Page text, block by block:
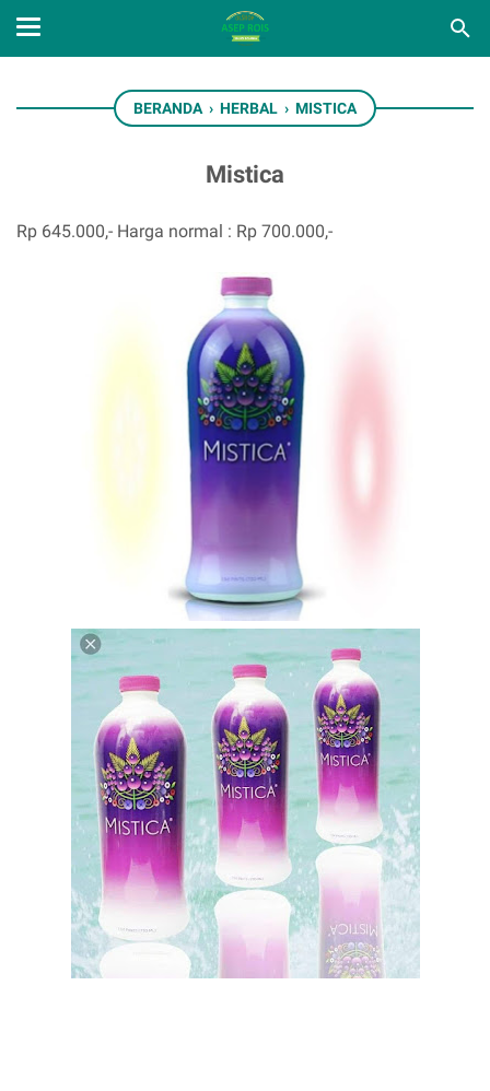
BERANDA › HERBAL › MISTICA
Mistica
Rp 645.000,- Harga normal : Rp 700.000,-